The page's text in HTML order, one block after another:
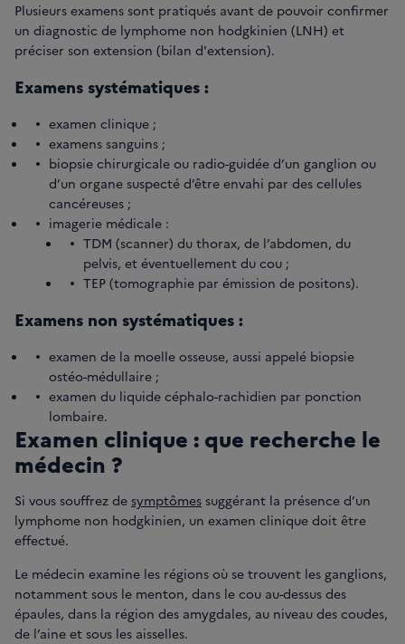
Plusieurs examens sont pratiqués avant de pouvoir confirmer
un diagnostic de lymphome non hodgkinien (LNH) et
préciser son extension (bilan d'extension).
Examens systématiques :
examen clinique ;
examens sanguins ;
biopsie chirurgicale ou radio-guidée d’un ganglion ou
d’un organe suspecté d’être envahi par des cellules
cancéreuses ;
imagerie médicale :
TDM (scanner) du thorax, de l’abdomen, du
pelvis, et éventuellement du cou ;
TEP (tomographie par émission de positons).
Examens non systématiques :
examen de la moelle osseuse, aussi appelé biopsie
ostéo-médullaire ;
examen du liquide céphalo-rachidien par ponction
lombaire.
Examen clinique : que recherche le
médecin ?
Si vous souffrez de symptômes suggérant la présence d’un
lymphome non hodgkinien, un examen clinique doit être
effectué.
Le médecin examine les régions où se trouvent les ganglions,
notamment sous le menton, dans le cou au-dessus des
épaules, dans la région des amygdales, au niveau des coudes,
de l’aine et sous les aisselles.